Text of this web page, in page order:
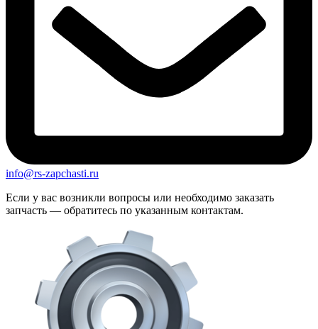
info@rs-zapchasti.ru
Если у вас возникли вопросы или необходимо заказать
запчасть — обратитесь по указанным контактам.